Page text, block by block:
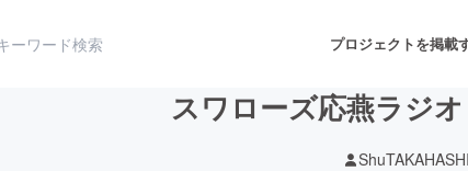
プロジェクトを掲載
スワローズ応燕ラジ
ShuTAKAHASHI